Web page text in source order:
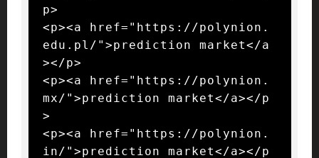
p>
<p><a href="https://polynion.
edu.pl/">prediction market</a
></p>
<p><a href="https://polynion.
mx/">prediction market</a></p
>
<p><a href="https://polynion.
in/">prediction market</a></p